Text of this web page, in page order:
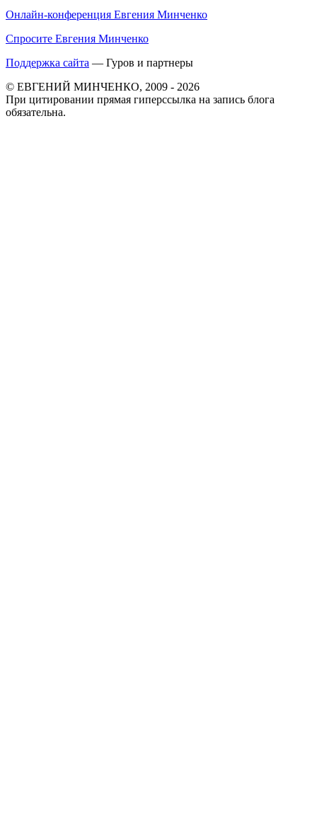
Онлайн-конференция Евгения Минченко
Спросите Евгения Минченко
Поддержка сайта — Гуров и партнеры
© ЕВГЕНИЙ МИНЧЕНКО, 2009 - 2026
При цитировании прямая гиперссылка на запись блога
обязательна.